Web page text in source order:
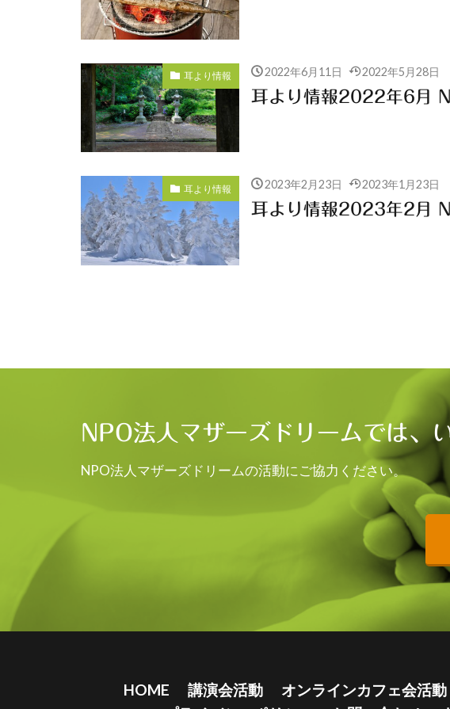
耳より情報 2022年6月11日 2022年5月28日
耳より情報2022年6月
耳より情報 2023年2月23日 2023年1月23日
耳より情報2023年2月
NPO法人マザーズドリームでは、
NPO法人マザーズドリームの活動にご協力ください。
HOME 講演会活動 オンラインカフェ会活動